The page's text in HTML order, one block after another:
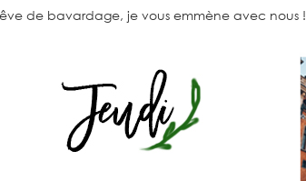
de bavardage, je vous emmène avec nous !